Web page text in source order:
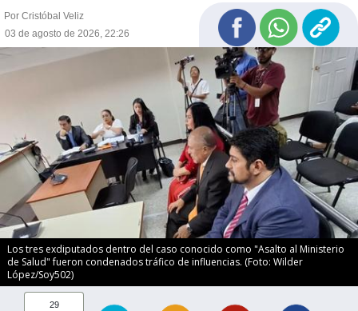
Por Cristóbal Veliz
03 de agosto de 2026, 22:26
Los tres exdiputados dentro del caso conocido como "Asalto al Ministerio
de Salud" fueron condenados tráfico de influencias. (Foto: Wilder
López/Soy502)
29